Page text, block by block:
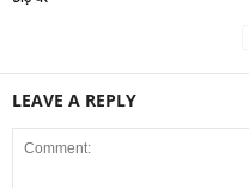
LEAVE A REPLY